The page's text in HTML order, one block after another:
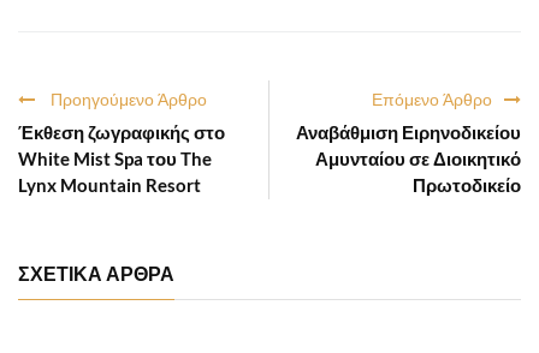
Επόμενο Άρθρο
Αναβάθμιση Ειρηνοδικείου
Αμυνταίου σε Διοικητικό
Πρωτοδικείο
Προηγούμενο Άρθρο
Έκθεση ζωγραφικής στο
White Mist Spa του The
Lynx Mountain Resort
ΣΧΕΤΙΚΑ ΑΡΘΡΑ